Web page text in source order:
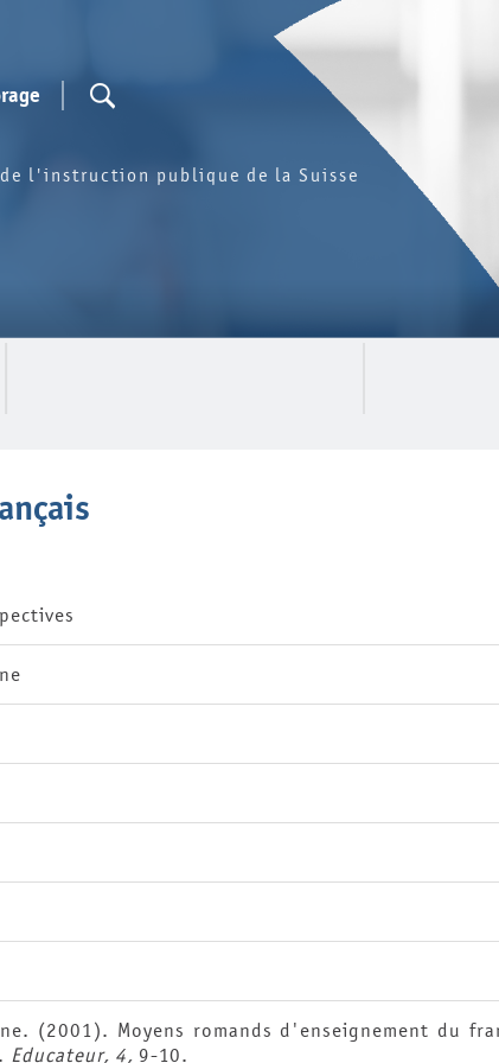
l'instruction publique de la Suisse
(2001). Moyens romands d'enseignement du
Educateur, 4, 9-10.